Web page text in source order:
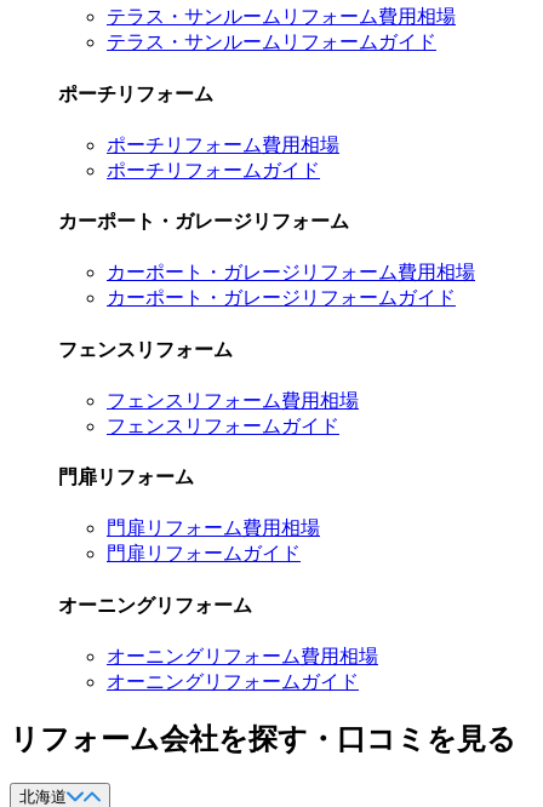
テラス・サンルームリフォーム費用相場
テラス・サンルームリフォームガイド
ポーチリフォーム
ポーチリフォーム費用相場
ポーチリフォームガイド
カーポート・ガレージリフォーム
カーポート・ガレージリフォーム費用相場
カーポート・ガレージリフォームガイド
フェンスリフォーム
フェンスリフォーム費用相場
フェンスリフォームガイド
門扉リフォーム
門扉リフォーム費用相場
門扉リフォームガイド
オーニングリフォーム
オーニングリフォーム費用相場
オーニングリフォームガイド
リフォーム会社を探す・口コミを見る
北海道